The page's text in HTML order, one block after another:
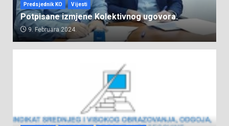
Predsjednik KO Vijesti
Potpisane izmjene Kolektivnog ugovora.
9. Februara 2024.